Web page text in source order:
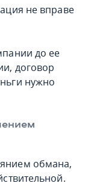
не вправе
до ее
договор
нужно
обмана,